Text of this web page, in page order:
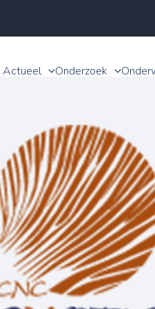
Actueel Onderzoek